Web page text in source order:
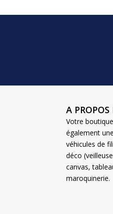
A
Votre
également
véhicules de
déco
canvas,
maroquinerie.